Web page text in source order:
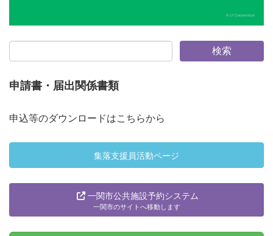
申請書・届出関係書類
申込等のダウンロードはこちらから
集落支援員活動ページ
一関市公共施設予約システム
一関市のサイトへ移動します